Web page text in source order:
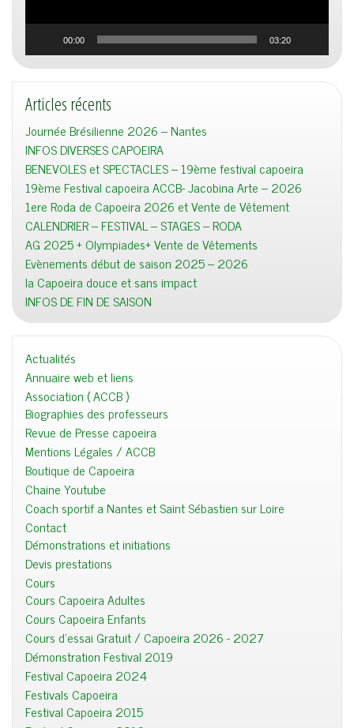
00:00 03:20
Articles récents
Journée Brésilienne 2026 – Nantes
INFOS DIVERSES CAPOEIRA
BENEVOLES et SPECTACLES – 19ème festival capoeira
19ème Festival capoeira ACCB- Jacobina Arte – 2026
1ere Roda de Capoeira 2026 et Vente de Vêtement
CALENDRIER – FESTIVAL – STAGES – RODA
AG 2025 + Olympiades+ Vente de Vêtements
Evènements début de saison 2025 – 2026
la Capoeira douce et sans impact
INFOS DE FIN DE SAISON
Actualités
Annuaire web et liens
Association ( ACCB )
Biographies des professeurs
Revue de Presse capoeira
Mentions Légales / ACCB
Boutique de Capoeira
Chaine Youtube
Coach sportif a Nantes et Saint Sébastien sur Loire
Contact
Démonstrations et initiations
Devis prestations
Cours
Cours Capoeira Adultes
Cours Capoeira Enfants
Cours d'essai Gratuit / Capoeira 2026 - 2027
Démonstration Festival 2019
Festival Capoeira 2024
Festivals Capoeira
Festival Capoeira 2015